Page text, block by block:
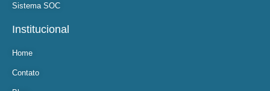
Sistema SOC
Institucional
Home
Contato